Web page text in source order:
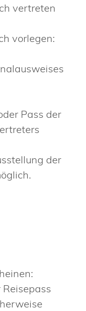
vertreten
vorlegen:
Pass der
der